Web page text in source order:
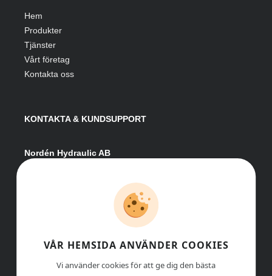
Hem
Produkter
Tjänster
Vårt företag
Kontakta oss
KONTAKTA & KUNDSUPPORT
Nordén Hydraulic AB
info@nordenhydraulic.se
Org-nr: 556531-8424
VÅR HEMSIDA ANVÄNDER COOKIES
Vi använder cookies för att ge dig den bästa